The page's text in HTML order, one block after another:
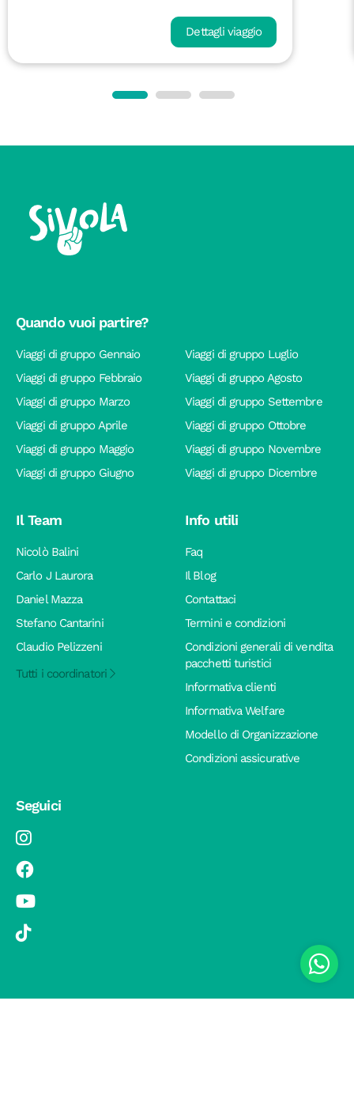
Dettagli viaggio
Quando vuoi partire?
Viaggi di gruppo Gennaio
Viaggi di gruppo Febbraio
Viaggi di gruppo Marzo
Viaggi di gruppo Aprile
Viaggi di gruppo Maggio
Viaggi di gruppo Giugno
Viaggi di gruppo Luglio
Viaggi di gruppo Agosto
Viaggi di gruppo Settembre
Viaggi di gruppo Ottobre
Viaggi di gruppo Novembre
Viaggi di gruppo Dicembre
Il Team
Nicolò Balini
Carlo J Laurora
Daniel Mazza
Stefano Cantarini
Claudio Pelizzeni
Tutti i coordinatori
Info utili
Faq
Il Blog
Contattaci
Termini e condizioni
Condizioni generali di vendita
pacchetti turistici
Informativa clienti
Informativa Welfare
Modello di Organizzazione
Condizioni assicurative
Seguici